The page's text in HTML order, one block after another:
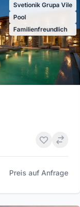
Svetionik Grupa Vile
Pool
Familienfreundlich
Preis auf Anfrage